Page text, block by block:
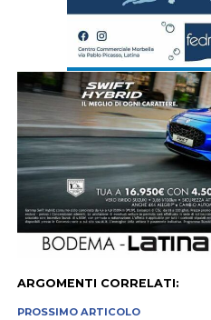
ARGOMENTI CORRELATI:
PROSSIMO ARTICOLO